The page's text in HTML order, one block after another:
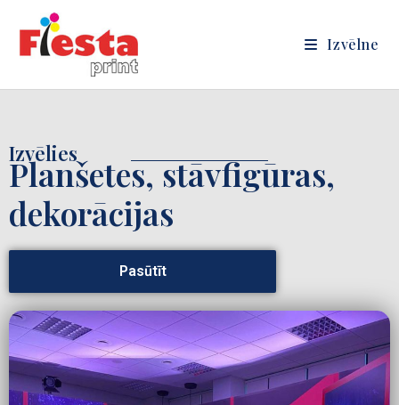
Izvēlne
Izvēlies
Planšetes, stāvfigūras,
dekorācijas
Pasūtīt